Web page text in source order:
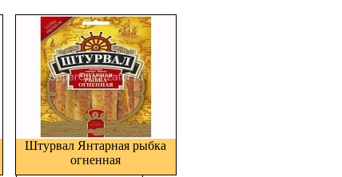
Штурвал Янтарная рыбка
огненная